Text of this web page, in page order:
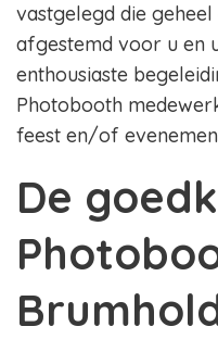
vastgelegd die
afgestemd voor u en
enthousiaste
Photobooth
feest en/of
De